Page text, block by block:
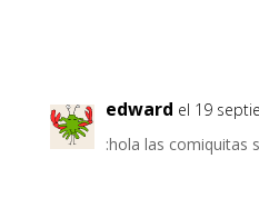
edward el 19
:hola las comiquitas